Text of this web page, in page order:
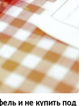
и не купить под